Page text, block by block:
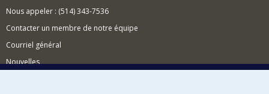
Nous appeler : (514) 343-7536
Contacter un membre de notre équipe
Courriel général
Nouvelles